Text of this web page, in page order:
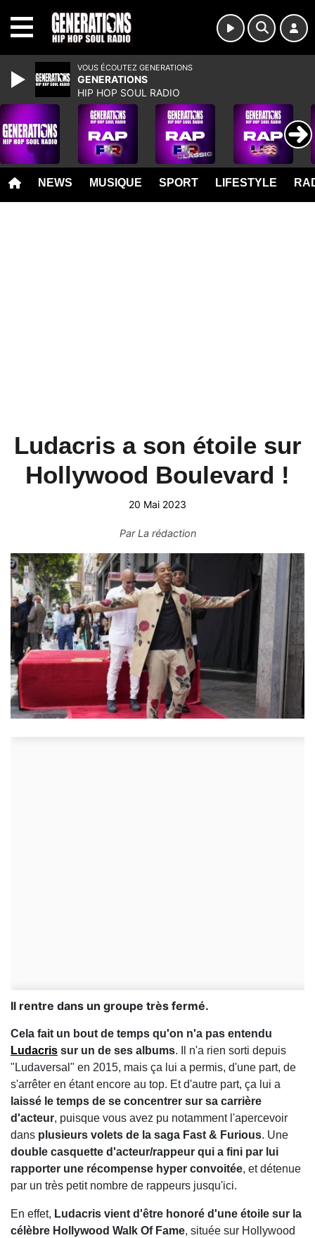
NEWS MUSIQUE SPORT LIFESTYLE
Ludacris a son étoile sur
Hollywood Boulevard !
20 Mai 2023
ParLa rédaction
Il rentre dans un groupe très fermé.
Cela fait un bout de temps qu'on n'a pas entendu
Ludacris sur un de ses albums. Il n'a rien sorti depuis
"Ludaversal" en 2015, mais ça lui a permis, d'une part, de
s'arrêter en étant encore au top. Et d'autre part, ça lui a
laissé le temps de se concentrer sur sa carrière
d'acteur, puisque vous avez pu notamment l'apercevoir
dans plusieurs volets de la saga Fast & Furious. Une
double casquette d'acteur/rappeur qui a fini par lui
rapporter une récompense hyper convoitée, et détenue
par un très petit nombre de rappeurs jusqu'ici.
En effet, Ludacris vient d'être honoré d'une étoile sur la
célèbre Hollywood Walk Of Fame, située sur Hollywood
VOUS ÉCOUTEZ GENERATIONS
GENERATIONS
HIP HOP SOUL RADIO